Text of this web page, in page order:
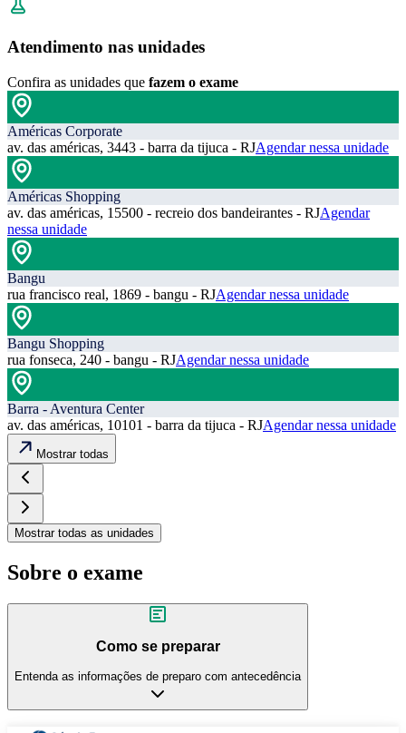
Atendimento nas unidades
Confira as unidades que fazem o exame
Américas Corporate
av. das américas, 3443 - barra da tijuca - RJAgendar nessa unidade
Américas Shopping
av. das américas, 15500 - recreio dos bandeirantes - RJAgendar
nessa unidade
Bangu
rua francisco real, 1869 - bangu - RJAgendar nessa unidade
Bangu Shopping
rua fonseca, 240 - bangu - RJAgendar nessa unidade
Barra - Aventura Center
av. das américas, 10101 - barra da tijuca - RJAgendar nessa unidade
Mostrar todas
Mostrar todas as unidades
Sobre o exame
Como se preparar
Entenda as informações de preparo com antecedência